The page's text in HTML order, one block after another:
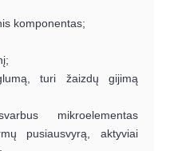
komponentas;
turi žaizdų gijimą
mikroelementas
pusiausvyrą, aktyviai